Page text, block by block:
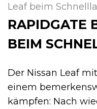
Leaf beim
RAPIDGATE
BEIM
Der Nissan Leaf
einem
kämpfen: Nach